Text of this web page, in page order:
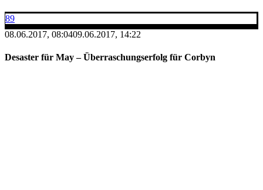
89
08.06.2017, 08:0409.06.2017, 14:22
Desaster für May – Überraschungserfolg für Corbyn